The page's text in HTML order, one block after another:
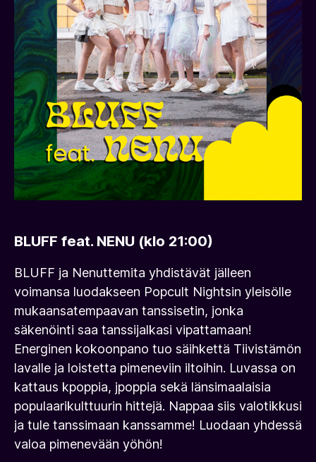
BLUFF feat. NENU (klo 21:00)
BLUFF ja Nenuttemita yhdistävät jälleen
voimansa luodakseen Popcult Nightsin yleisölle
mukaansatempaavan tanssisetin, jonka
säkenöinti saa tanssijalkasi vipattamaan!
Energinen kokoonpano tuo säihkettä Tiivistämön
lavalle ja loistetta pimeneviin iltoihin. Luvassa on
kattaus kpoppia, jpoppia sekä länsimaalaisia
populaarikulttuurin hittejä. Nappaa siis valotikkusi
ja tule tanssimaan kanssamme! Luodaan yhdessä
valoa pimenevään yöhön!